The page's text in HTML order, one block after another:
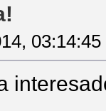
03:14:45